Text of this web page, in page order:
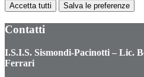
Accetta tutti Salva le preferenze
Contatti
I.S.I.S. Sismondi-Pacinotti – Lic.
Ferrari